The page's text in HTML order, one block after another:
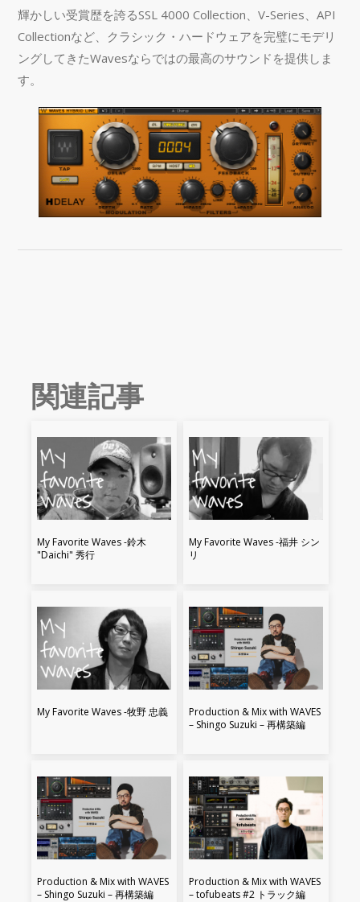
輝かしい受賞歴を誇るSSL 4000 Collection、V-Series、API
Collectionなど、クラシック・ハードウェアを完璧にモデリ
ングしてきたWavesならではの最高のサウンドを提供しま
す。
関連記事
My Favorite Waves -鈴木
"Daichi" 秀行
My Favorite Waves -福井 シン
リ
My Favorite Waves -牧野 忠義
Production & Mix with WAVES
– Shingo Suzuki – 再構築編
Production & Mix with WAVES
– Shingo Suzuki – 再構築編
Production & Mix with WAVES
– tofubeats #2 トラック編